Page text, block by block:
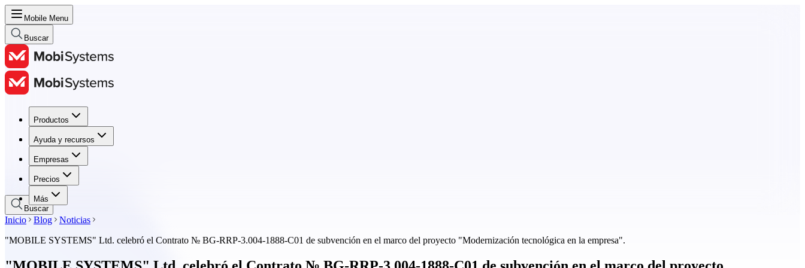
Mobile Menu
Buscar
Productos
Ayuda y recursos
Empresas
Precios
Más
Productos
Ayuda y recursos
Empresas
Precios
Buscar
Inicio Blog
Noticias
"MOBILE SYSTEMS" Ltd. celebró el Contrato № BG-RRP-3.004-1888-C01 de subvención en el marco del proyecto "Modernización tecnológica en la empresa".